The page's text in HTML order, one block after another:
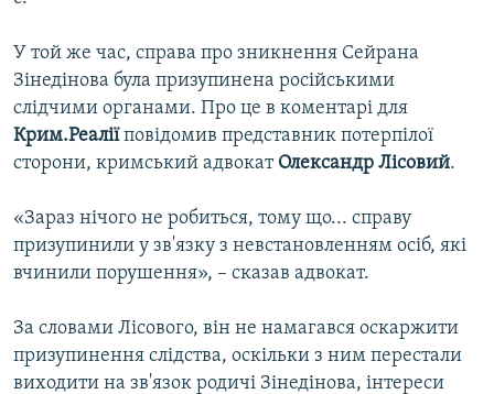
У той же час, справа про зникнення Сейрана
Зінедінова була призупинена російськими
слідчими органами. Про це в коментарі для
Крим.Реаліїповідомив представник потерпілої
сторони, кримський адвокат Олександр Лісовий.
«Зараз нічого не робиться, тому що... справу
призупинили у зв'язку з невстановленням осіб, які
вчинили порушення», – сказав адвокат.
За словами Лісового, він не намагався оскаржити
призупинення слідства, оскільки з ним перестали
виходити на зв'язок родичі Зінедінова, інтереси